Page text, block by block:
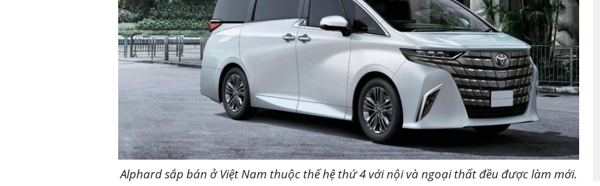
Alphard sắp bán ở Việt Nam thuộc thế hệ thứ 4 với nội và ngoại thất đều được làm mới.